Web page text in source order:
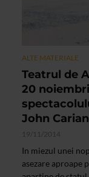
ALTE MATERIALE
Teatrul de
20
John
19/11/2014
In miezul unei
asezare aproape